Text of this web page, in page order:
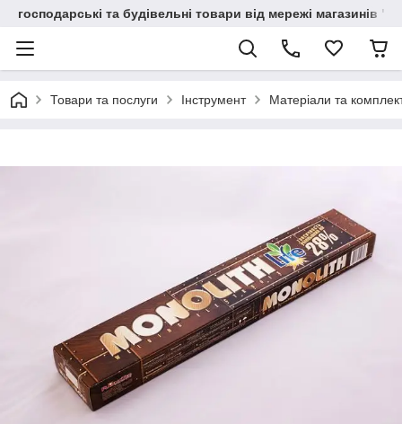
господарські та будівельні товари від мережі магазинів
Товари та послуги Інструмент Матеріали та